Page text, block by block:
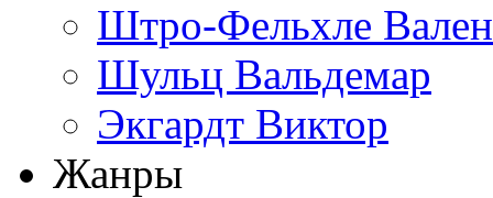
Штро-Фельхле
Шульц Вальдемар
Экгардт Виктор
Жанры